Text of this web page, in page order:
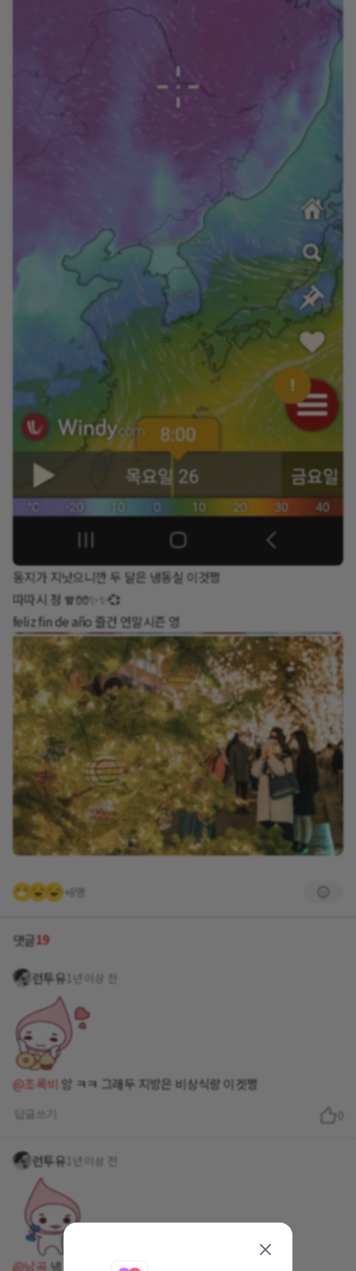
동지가 지낫으니깐 두 달은 냉동실 이것쩡
따따시 정 🧣🧤✨️✨️💞
feliz fin de año 즐건 연말시즌 영
+8명
댓글19
런투유 1년 이상 전
@초록비 앙 ㅋㅋ 그래두 지방은 비상식량 이겟쩡
런투유 1년 이상 전
@남곡 넹 화이팅